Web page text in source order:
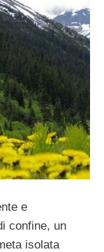
e
confine, un
isolata